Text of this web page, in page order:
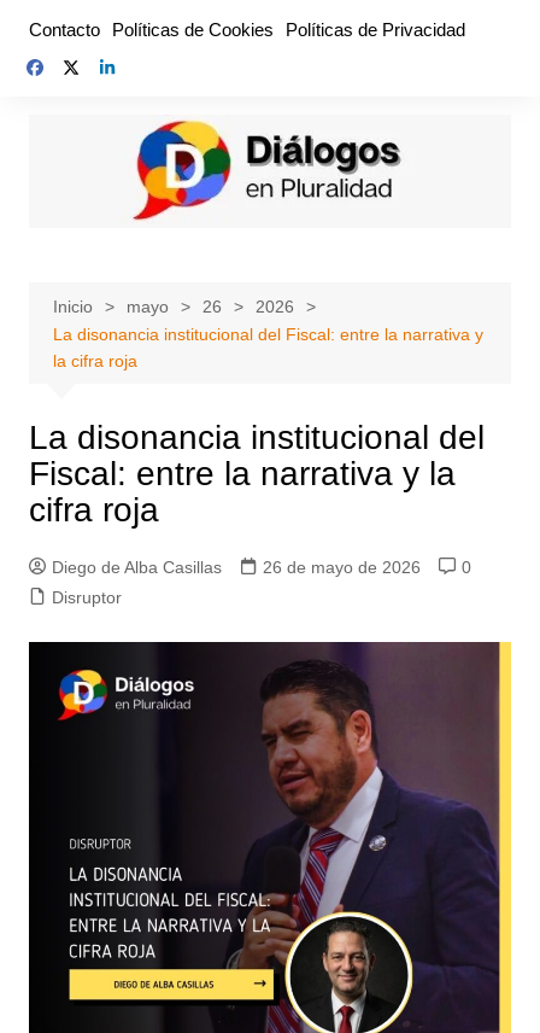
contenido
Contacto Políticas de Cookies Políticas de Privacidad
Inicio mayo 26
2026
La disonancia institucional del Fiscal: entre la narrativa y
la cifra roja
La disonancia institucional del
Fiscal: entre la narrativa y la
cifra roja
Diego de Alba Casillas 26 de mayo de 2026
0
Disruptor